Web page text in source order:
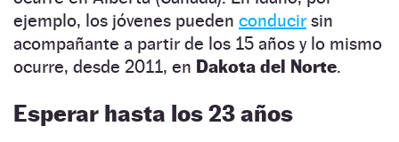
ejemplo, los jóvenes pueden conducir sin
acompañante a partir de los 15 años y lo mismo
ocurre, desde 2011, en Dakota del Norte.
Esperar hasta los 23 años